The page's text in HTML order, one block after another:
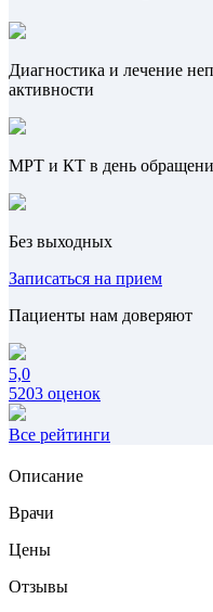
Диагностика и лечение
активности
МРТ и КТ в день
Без выходных
Записаться на прием
Пациенты нам доверяют
5,0
5203 оценок
Все рейтинги
Описание
Врачи
Цены
Отзывы